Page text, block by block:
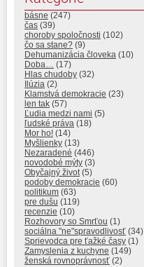
básne (247)
čas (39)
choroby spoločnosti (102)
čo sa stane? (9)
Dehumanizácia človeka (10)
Doba… (17)
Hlas chudoby (32)
Ilúzia (2)
Klamstvá demokracie (23)
len tak (57)
Ľudia medzi nami (5)
ľudské práva (18)
Mor ho! (14)
Myšlienky (13)
Nezaradené (446)
novodobé mýty (3)
Obyčajný život(5)
podoby demokracie (60)
politikum (63)
pre dušu (119)
recenzie (10)
Rozhovory so Smrťou (1)
sociálna "ne"spravodlivosť (34)
Sprievodca pre ťažké časy (1)
Zamyslenia z kuchyne (149)
ženská rovnoprávnosť (2)